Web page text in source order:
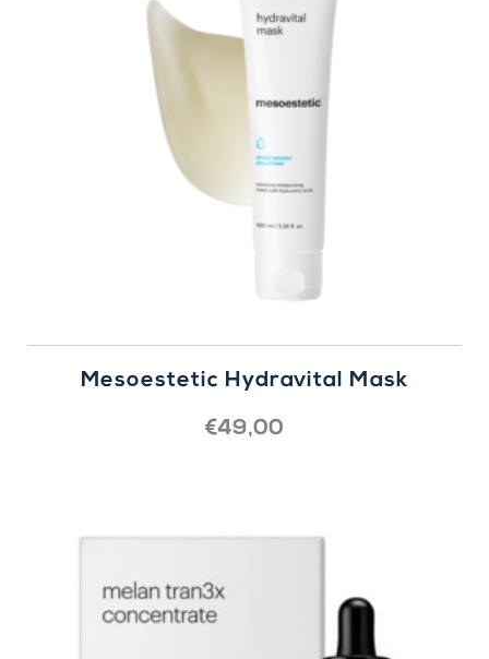
Mesoestetic Hydravital Mask
€49,00